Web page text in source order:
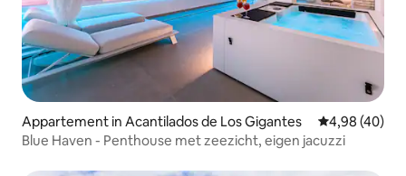
Appartement in Acantilados de Los Gigantes Gemiddelde
4,98 (40)
Blue Haven - Penthouse met zeezicht, eigen jacuzzi